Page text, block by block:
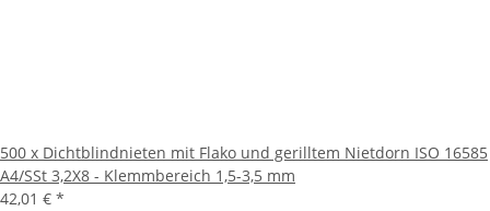
500 x Dichtblindnieten mit Flako und gerilltem Nietdorn ISO 16585
A4/SSt 3,2X8 - Klemmbereich 1,5-3,5 mm
42,01 € *